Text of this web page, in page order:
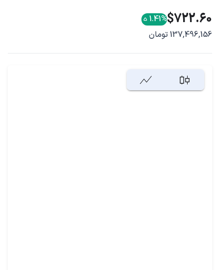
$722.60
1.41%
137,496,156 تومان